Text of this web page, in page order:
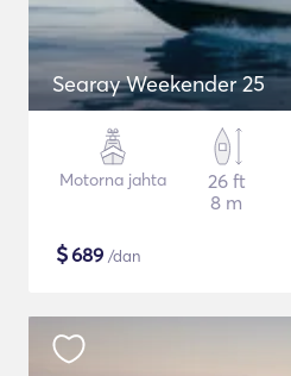
Searay Weekender 25
Motorna jahta
26 ft
8 m
$689 /dan